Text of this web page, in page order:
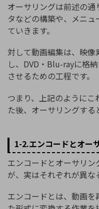
オーサリングは前述の
タなどの構築や、メニ
ていきます。
対して動画編集は、映
し、DVD・Blu-rayに格
させるための工程です。
つまり、上記のように
た後、オーサリングする
1-2.エンコードとオー
エンコードとオーサリ
が、実はそれぞれが異な
エンコードとは、動画